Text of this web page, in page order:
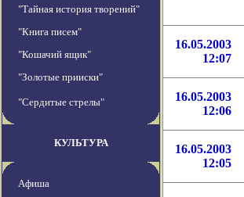
"Тайная история творений"
"Книга писем"
"Кошачий ящик"
"Золотые прииски"
"Сердитые стрелы"
КУЛЬТУРА
Афиша
16.05.2003
12:07
16.05.2003
12:06
16.05.2003
12:05